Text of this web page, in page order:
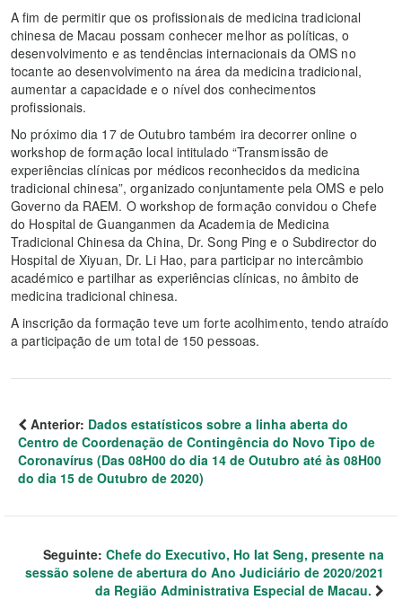
A fim de permitir que os profissionais de medicina tradicional
chinesa de Macau possam conhecer melhor as políticas, o
desenvolvimento e as tendências internacionais da OMS no
tocante ao desenvolvimento na área da medicina tradicional,
aumentar a capacidade e o nível dos conhecimentos
profissionais.
No próximo dia 17 de Outubro também ira decorrer online o
workshop de formação local intitulado “Transmissão de
experiências clínicas por médicos reconhecidos da medicina
tradicional chinesa”, organizado conjuntamente pela OMS e pelo
Governo da RAEM. O workshop de formação convidou o Chefe
do Hospital de Guanganmen da Academia de Medicina
Tradicional Chinesa da China, Dr. Song Ping e o Subdirector do
Hospital de Xiyuan, Dr. Li Hao, para participar no intercâmbio
académico e partilhar as experiências clínicas, no âmbito de
medicina tradicional chinesa.
A inscrição da formação teve um forte acolhimento, tendo atraído
a participação de um total de 150 pessoas.
Anterior: Dados estatísticos sobre a linha aberta do
Centro de Coordenação de Contingência do Novo Tipo de
Coronavírus (Das 08H00 do dia 14 de Outubro até às 08H00
do dia 15 de Outubro de 2020)
Seguinte: Chefe do Executivo, Ho Iat Seng, presente na
sessão solene de abertura do Ano Judiciário de 2020/2021
da Região Administrativa Especial de Macau.